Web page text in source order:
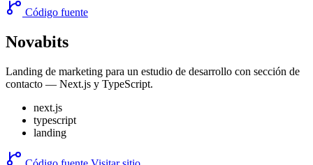
Código fuente
Novabits
Landing de marketing para un estudio de desarrollo con sección de
contacto — Next.js y TypeScript.
next.js
typescript
landing